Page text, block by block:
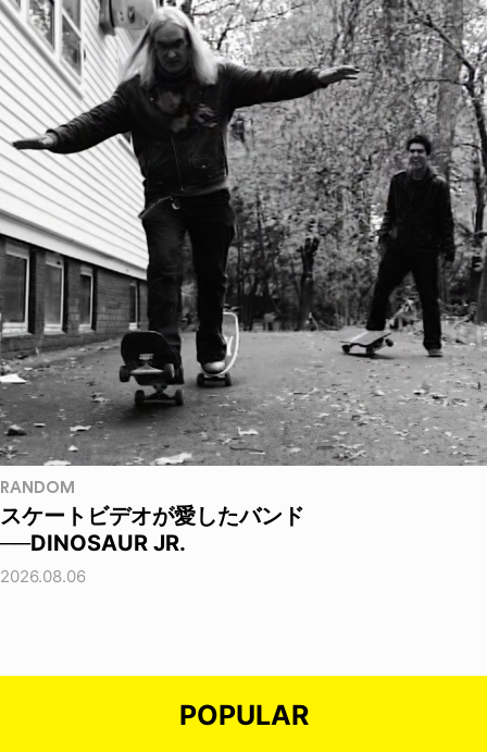
RANDOM
スケートビデオが愛したバンド
──DINOSAUR JR.
2026.08.06
POPULAR